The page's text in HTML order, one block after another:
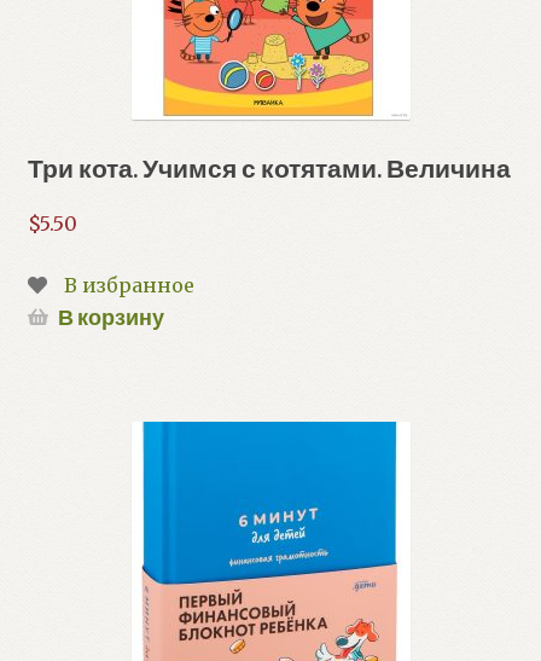
Три кота. Учимся с котятами. Величина
$5.50
В избранное
В корзину